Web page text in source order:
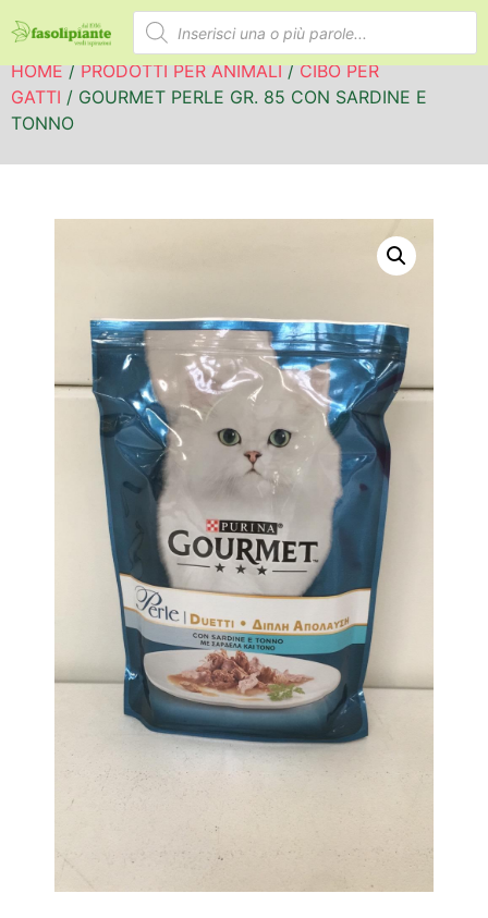
HOME/PRODOTTI PER ANIMALI/CIBO PER
GATTI / GOURMET PERLE GR. 85 CON SARDINE E
TONNO